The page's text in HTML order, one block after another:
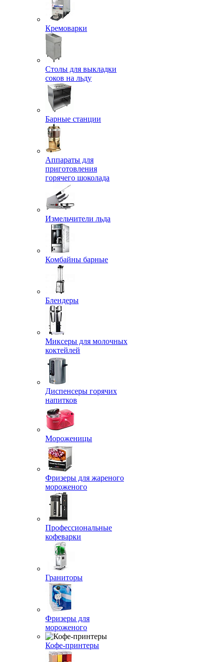
Кремоварки
Столы для выкладки
соков на льду
Барные станции
Аппараты для
приготовления
горячего шоколада
Измельчители льда
Комбайны барные
Блендеры
Миксеры для молочных
коктейлей
Диспенсеры горячих
напитков
Мороженицы
Фризеры для жареного
мороженого
Профессиональные
кофеварки
Граниторы
Фризеры для
мороженого
Кофе-принтеры